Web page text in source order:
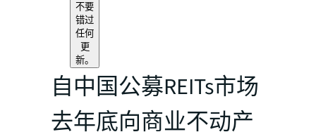
不要
错过
任何
更
新。
自中国公募REITs市场
去年底向商业不动产